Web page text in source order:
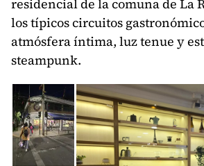
residencial de la comuna de La
los típicos circuitos
atmósfera íntima, luz tenue y
steampunk.